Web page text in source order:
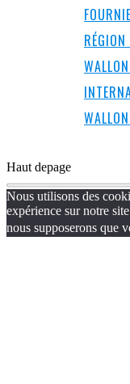
Haut depage
Nous utilisons des
expérience sur notre
nous supposerons que